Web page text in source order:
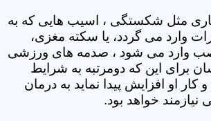
مثل شکستگی ، اسیب هایی که به
وارد می گردد، یا سکته مغزی،
عصب وارد می شود ، صدمه های ورزشی
برای این که دومرتبه به شرایط
کار او افزایش پیدا نماید به درمان
نیازمند خواهد بود.